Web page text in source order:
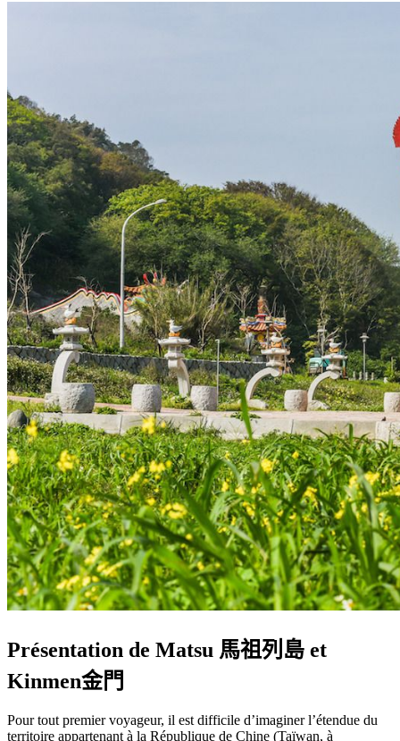
Présentation de Matsu 馬祖列島 et
Kinmen金門
Pour tout premier voyageur, il est difficile d’imaginer l’étendue du
territoire appartenant à la République de Chine (Taïwan, à